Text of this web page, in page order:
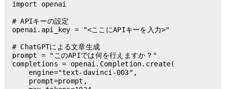
import openai
# APIキーの設定
openai.api_key = "<ここにAPIキーを入力>"
# ChatGPTによる文章生成
prompt = "このAPIでは何を行えますか？"
completions = openai.Completion.create(